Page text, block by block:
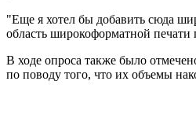
"Еще я хотел бы добавить сюда
область широкоформатной
В ходе опроса также было
по поводу того, что их объемы